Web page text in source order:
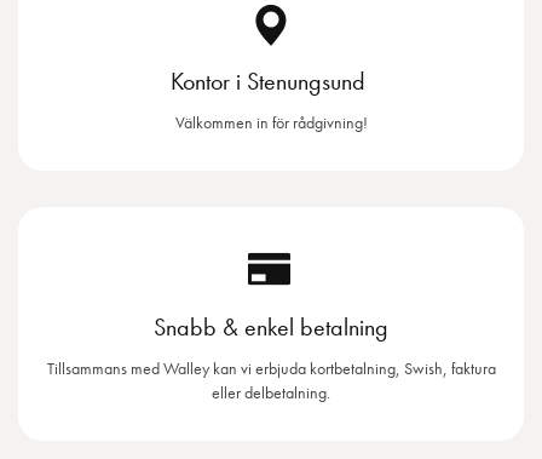
Kontor i Stenungsund
Välkommen in för rådgivning!
Snabb & enkel betalning
Tillsammans med Walley kan vi erbjuda kortbetalning, Swish, faktura
eller delbetalning.